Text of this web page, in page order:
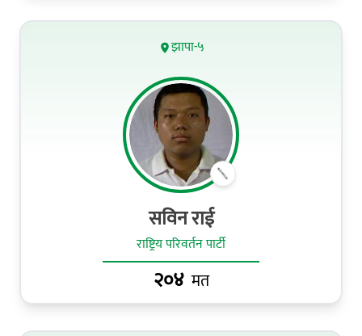
झापा-५
सविन राई
राष्ट्रिय परिवर्तन पार्टी
२०४ मत